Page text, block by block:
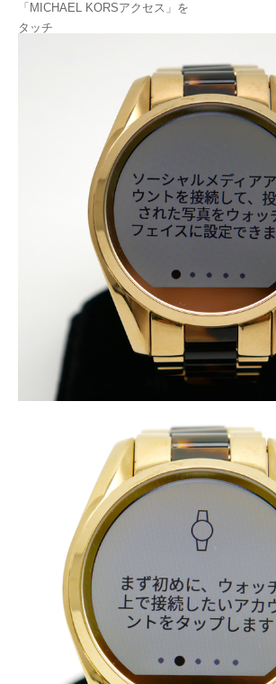
「MICHAEL KORSアクセス」を
タッチ